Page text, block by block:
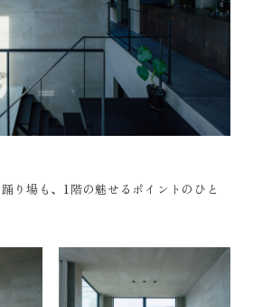
り場も、1階の魅せるポイントのひと